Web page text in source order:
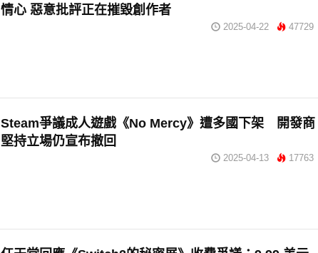
情心 惡意批評正在摧毀創作者
2025-04-22 47729
Steam爭議成人遊戲《No Mercy》遭多國下架 開發商
堅持立場仍宣布撤回
2025-04-13 17763